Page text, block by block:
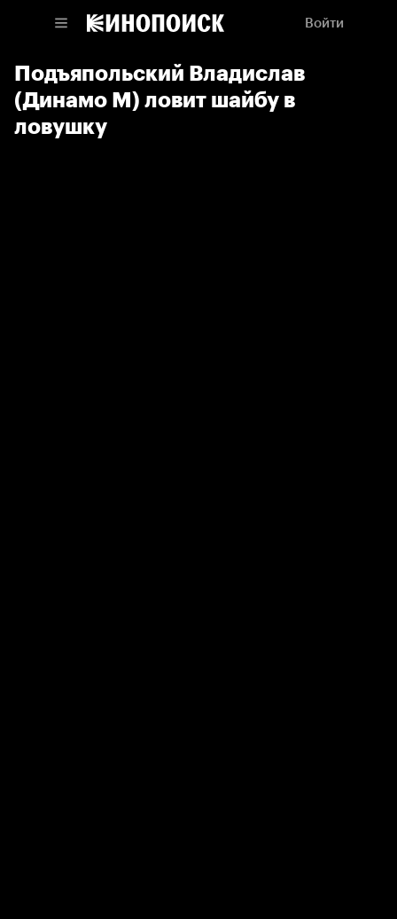
Войти
Подъяпольский Владислав
(Динамо М) ловит шайбу в
ловушку